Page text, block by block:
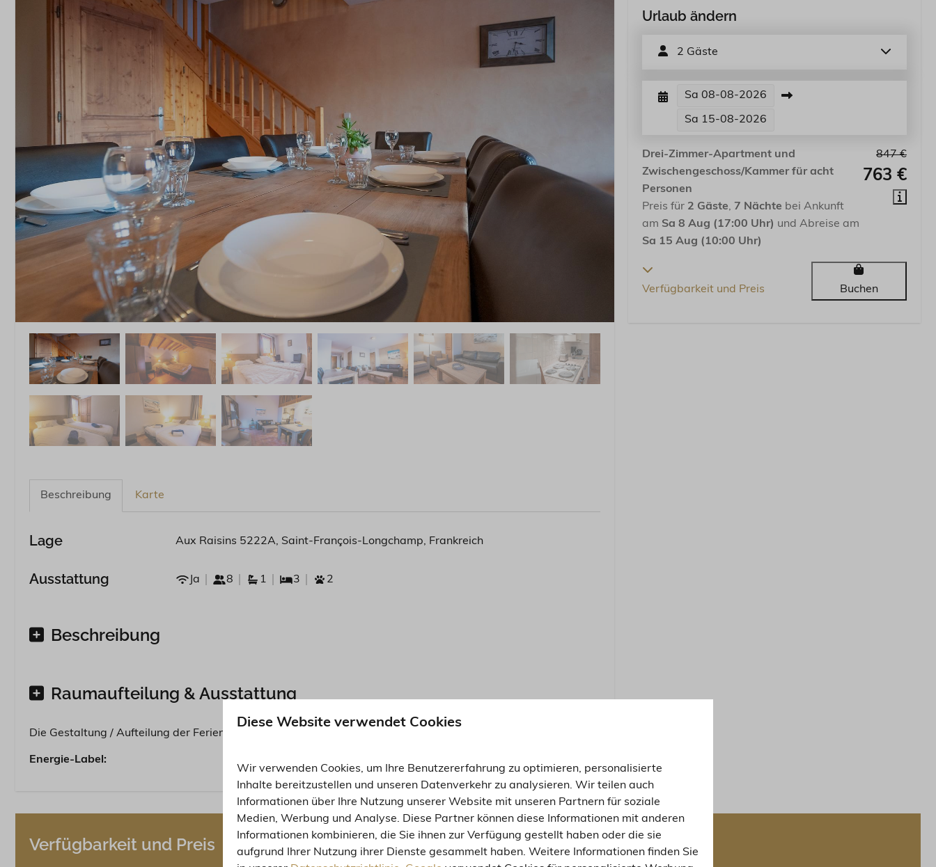
Beschreibung Karte
Lage Aux Raisins 5222A, Saint-François-Longchamp, Frankreich
Ausstattung Ja 8 1 3 2
Beschreibung
Raumaufteilung & Ausstattung
Die Gestaltung / Aufteilung der Ferienhäuser kann variieren.
Energie-Label:
Urlaub ändern
2 Gäste
Sa 08-08-2026
Sa 15-08-2026
847 €
763 €
Drei-Zimmer-Apartment und
Zwischengeschoss/Kammer für acht
Personen
Preis für 2 Gäste, 7 Nächte bei Ankunft
am Sa 8 Aug (17:00 Uhr) und Abreise am
Sa 15 Aug (10:00 Uhr)
Verfügbarkeit und Preis Buchen
Verfügbarkeit und Preis
Diese Website verwendet Cookies
Wir verwenden Cookies, um Ihre Benutzererfahrung zu optimieren, personalisierte
Inhalte bereitzustellen und unseren Datenverkehr zu analysieren. Wir teilen auch
Informationen über Ihre Nutzung unserer Website mit unseren Partnern für soziale
Medien, Werbung und Analyse. Diese Partner können diese Informationen mit anderen
Informationen kombinieren, die Sie ihnen zur Verfügung gestellt haben oder die sie
aufgrund Ihrer Nutzung ihrer Dienste gesammelt haben. Weitere Informationen finden Sie